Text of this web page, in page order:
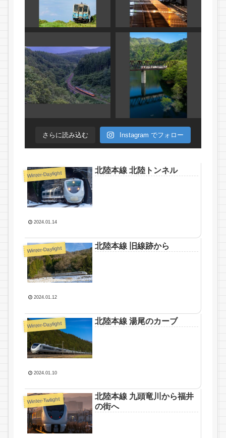
さらに読み込む Instagram でフォロー
Winter-Daylight 北陸本線 北陸トンネル
2024.01.14
Winter-Daylight 北陸本線 旧線跡から
2024.01.12
Winter-Daylight 北陸本線 湯尾のカーブ
2024.01.10
Winter-Twilight
北陸本線 九頭竜川から福井
の街へ